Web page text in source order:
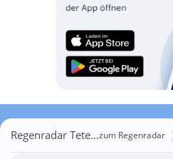
Regenradar Teterowzum Regenradar